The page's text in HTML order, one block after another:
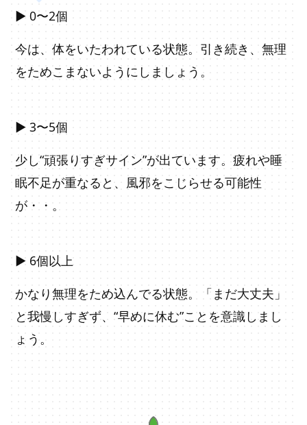
▶ 0〜2個
今は、体をいたわれている状態。引き続き、無理
をためこまないようにしましょう。
▶ 3〜5個
少し“頑張りすぎサイン”が出ています。疲れや睡
眠不足が重なると、風邪をこじらせる可能性
が・・。
▶ 6個以上
かなり無理をため込んでる状態。「まだ大丈夫」
と我慢しすぎず、“早めに休む”ことを意識しまし
ょう。